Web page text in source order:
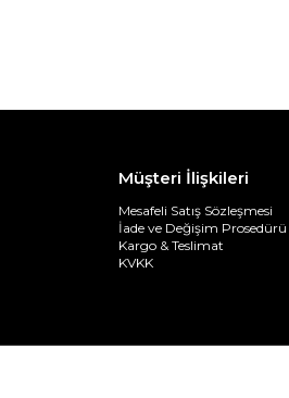
Müşteri İlişkileri
Mesafeli Satış Sözleşmesi
İade ve Değişim Prosedürü
Kargo & Teslimat
KVKK